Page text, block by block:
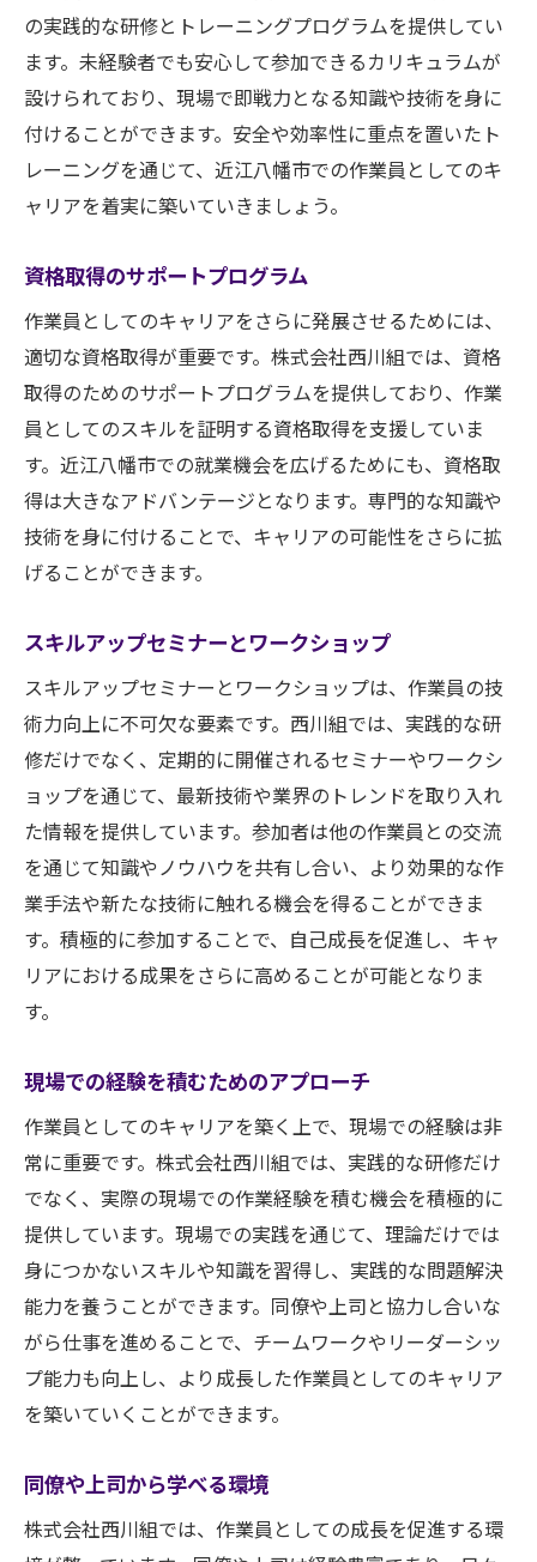
の実践的な研修とトレーニングプログラムを提供してい
ます。未経験者でも安心して参加できるカリキュラムが
設けられており、現場で即戦力となる知識や技術を身に
付けることができます。安全や効率性に重点を置いたト
レーニングを通じて、近江八幡市での作業員としてのキ
ャリアを着実に築いていきましょう。
資格取得のサポートプログラム
作業員としてのキャリアをさらに発展させるためには、
適切な資格取得が重要です。株式会社西川組では、資格
取得のためのサポートプログラムを提供しており、作業
員としてのスキルを証明する資格取得を支援していま
す。近江八幡市での就業機会を広げるためにも、資格取
得は大きなアドバンテージとなります。専門的な知識や
技術を身に付けることで、キャリアの可能性をさらに拡
げることができます。
スキルアップセミナーとワークショップ
スキルアップセミナーとワークショップは、作業員の技
術力向上に不可欠な要素です。西川組では、実践的な研
修だけでなく、定期的に開催されるセミナーやワークシ
ョップを通じて、最新技術や業界のトレンドを取り入れ
た情報を提供しています。参加者は他の作業員との交流
を通じて知識やノウハウを共有し合い、より効果的な作
業手法や新たな技術に触れる機会を得ることができま
す。積極的に参加することで、自己成長を促進し、キャ
リアにおける成果をさらに高めることが可能となりま
す。
現場での経験を積むためのアプローチ
作業員としてのキャリアを築く上で、現場での経験は非
常に重要です。株式会社西川組では、実践的な研修だけ
でなく、実際の現場での作業経験を積む機会を積極的に
提供しています。現場での実践を通じて、理論だけでは
身につかないスキルや知識を習得し、実践的な問題解決
能力を養うことができます。同僚や上司と協力し合いな
がら仕事を進めることで、チームワークやリーダーシッ
プ能力も向上し、より成長した作業員としてのキャリア
を築いていくことができます。
同僚や上司から学べる環境
株式会社西川組では、作業員としての成長を促進する環